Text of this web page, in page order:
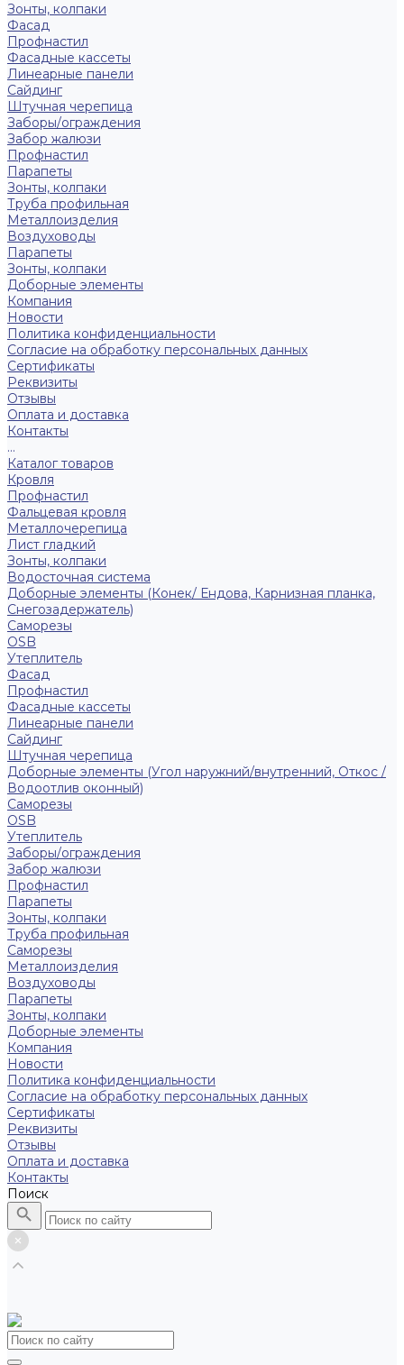
Зонты, колпаки
Фасад
Профнастил
Фасадные кассеты
Линеарные панели
Сайдинг
Штучная черепица
Заборы/ограждения
Забор жалюзи
Профнастил
Парапеты
Зонты, колпаки
Труба профильная
Металлоизделия
Воздуховоды
Парапеты
Зонты, колпаки
Доборные элементы
Компания
Новости
Политика конфиденциальности
Согласие на обработку персональных данных
Сертификаты
Реквизиты
Отзывы
Оплата и доставка
Контакты
...
Каталог товаров
Кровля
Профнастил
Фальцевая кровля
Металлочерепица
Лист гладкий
Зонты, колпаки
Водосточная система
Доборные элементы (Конек/ Ендова, Карнизная планка,
Снегозадержатель)
Саморезы
ОSB
Утеплитель
Фасад
Профнастил
Фасадные кассеты
Линеарные панели
Сайдинг
Штучная черепица
Доборные элементы (Угол наружний/внутренний, Откос /
Водоотлив оконный)
Саморезы
OSB
Утеплитель
Заборы/ограждения
Забор жалюзи
Профнастил
Парапеты
Зонты, колпаки
Труба профильная
Саморезы
Металлоизделия
Воздуховоды
Парапеты
Зонты, колпаки
Доборные элементы
Компания
Новости
Политика конфиденциальности
Согласие на обработку персональных данных
Сертификаты
Реквизиты
Отзывы
Оплата и доставка
Контакты
Поиск